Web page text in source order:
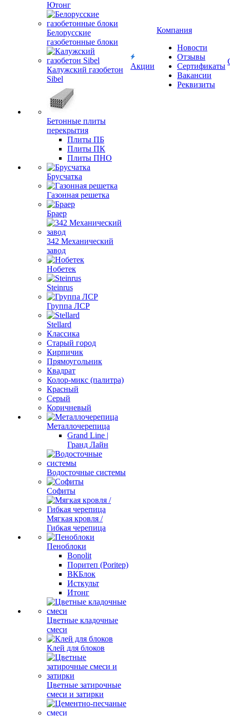
Ютонг
Белорусские
газобетонные блоки
Калужский газобетон
Sibel
Бетонные плиты
перекрытия
Плиты ПБ
Плиты ПК
Плиты ПНО
Брусчатка
Газонная решетка
Браер
342 Механический
завод
Нобетек
Steinrus
Группа ЛСР
Stellard
Классика
Старый город
Кирпичик
Прямоугольник
Квадрат
Колор-микс (палитра)
Красный
Серый
Коричневый
Металлочерепица
Grand Line |
Гранд Лайн
Водосточные системы
Софиты
Мягкая кровля /
Гибкая черепица
Пеноблоки
Bonolit
Поритеп (Poritep)
ВКБлок
Исткульт
Итонг
Цветные кладочные
смеси
Клей для блоков
Цветные затирочные
смеси и затирки
Акции
Компания
Новости
Отзывы
Сертификаты
Вакансии
Реквизиты